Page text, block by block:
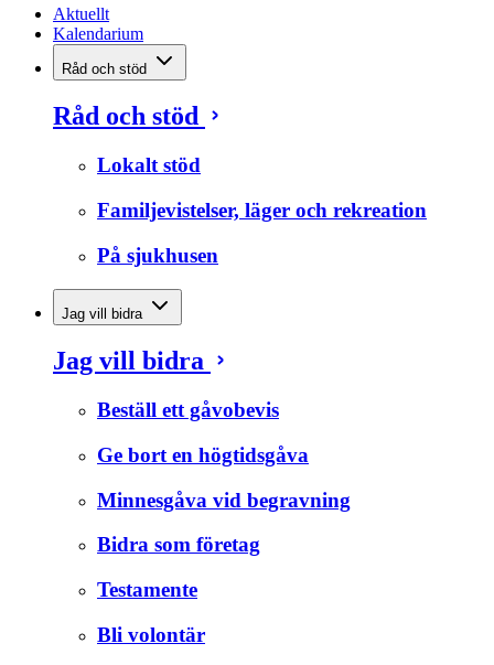
Aktuellt
Kalendarium
Råd och stöd
Råd och stöd
Lokalt stöd
Familjevistelser, läger och rekreation
På sjukhusen
Jag vill bidra
Jag vill bidra
Beställ ett gåvobevis
Ge bort en högtidsgåva
Minnesgåva vid begravning
Bidra som företag
Testamente
Bli volontär